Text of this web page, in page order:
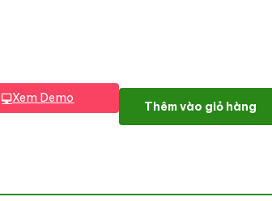
Xem Demo
Tourvide - Tour Travel
Thêm vào giỏ hàng